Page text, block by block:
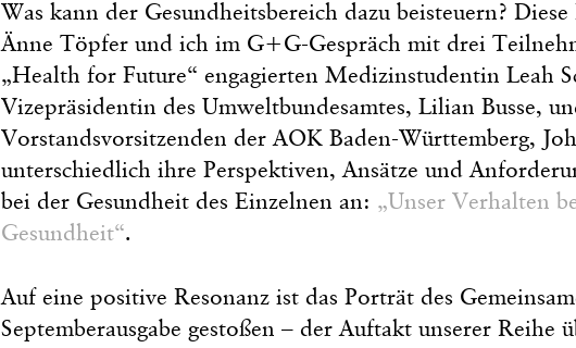
Was kann der Gesundheitsbereich dazu beisteuern?
Änne Töpfer und ich im G+G-Gespräch mit drei
„Health for Future“ engagierten Medizinstudentin Leah
Vizepräsidentin des Umweltbundesamtes, Lilian Busse,
Vorstandsvorsitzenden der AOK Baden-Württemberg,
unterschiedlich ihre Perspektiven, Ansätze und
bei der Gesundheit des Einzelnen an: „Unser Verhalten
Gesundheit“.
Auf eine positive Resonanz ist das Porträt des
Septemberausgabe gestoßen – der Auftakt unserer